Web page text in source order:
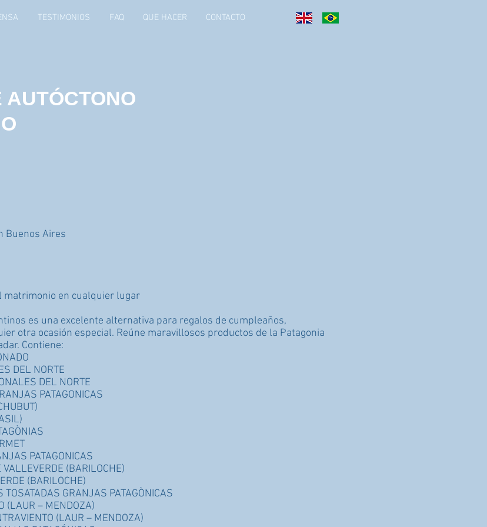
TESTIMONIOS FAQ QUE HACER CONTACTO
AUTÓCTONO
Buenos Aires
matrimonio en cualquier lugar
es una excelente alternativa para regalos de cumpleaños,
otra ocasión especial. Reúne maravillosos productos de la Patagonia
Contiene:
DEL NORTE
DEL NORTE
PATAGONICAS
PATAGONICAS
(BARILOCHE)
(BARILOCHE)
TOSATADAS GRANJAS PATAGÒNICAS
(LAUR – MENDOZA)
(LAUR – MENDOZA)